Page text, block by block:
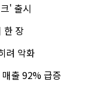
' 출시
한 장
려 악화
출 92% 급증